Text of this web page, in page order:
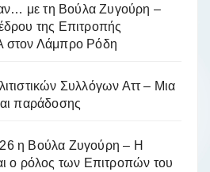
με τη Βούλα Ζυγούρη –
της Επιτροπής
στον Λάμπρο Ρόδη
Συλλόγων Αττ – Μια
παράδοσης
η Βούλα Ζυγούρη – Η
ο ρόλος των Επιτροπών του